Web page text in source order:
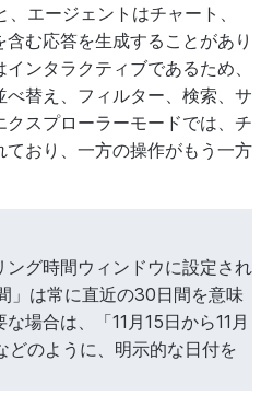
エージェントはチャート、
む応答を生成することがあり
ンタラクティブであるため、
替え、フィルター、検索、サ
スプローラーモードでは、チ
おり、一方の操作がもう一方
グ時間ウィンドウに設定され
」は常に直近の30日間を意味
場合は、「11月15日から11月
どのように、明示的な日付を